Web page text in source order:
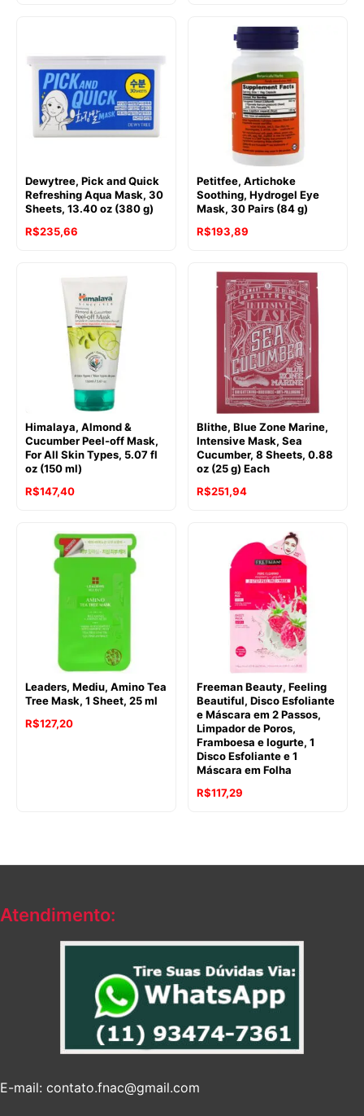
Dewytree, Pick and Quick
Refreshing Aqua Mask, 30
Sheets, 13.40 oz (380 g)
R$235,66
Petitfee, Artichoke
Soothing, Hydrogel Eye
Mask, 30 Pairs (84 g)
R$193,89
Himalaya, Almond &
Cucumber Peel-off Mask,
For All Skin Types, 5.07 fl
oz (150 ml)
R$147,40
Blithe, Blue Zone Marine,
Intensive Mask, Sea
Cucumber, 8 Sheets, 0.88
oz (25 g) Each
R$251,94
Leaders, Mediu, Amino Tea
Tree Mask, 1 Sheet, 25 ml
R$127,20
Freeman Beauty, Feeling
Beautiful, Disco Esfoliante
e Máscara em 2 Passos,
Limpador de Poros,
Framboesa e Iogurte, 1
Disco Esfoliante e 1
Máscara em Folha
R$117,29
Atendimento:
E-mail: contato.fnac@gmail.com